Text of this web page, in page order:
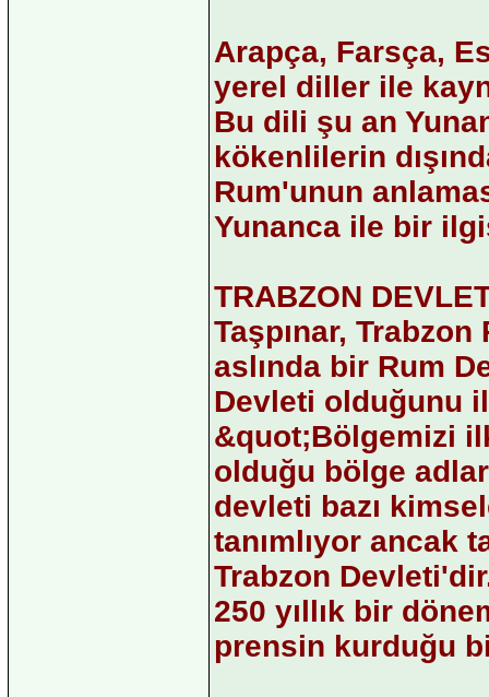
Arapça, Farsça,
yerel diller ile
Bu dili şu an
kökenlilerin
Rum'unun
Yunanca ile bir
TRABZON
Taşpınar,
aslında bir Rum
Devleti olduğunu
&quot;Bölgemizi
olduğu bölge
devleti bazı
tanımlıyor ancak
Trabzon
250 yıllık bir
prensin kurduğu